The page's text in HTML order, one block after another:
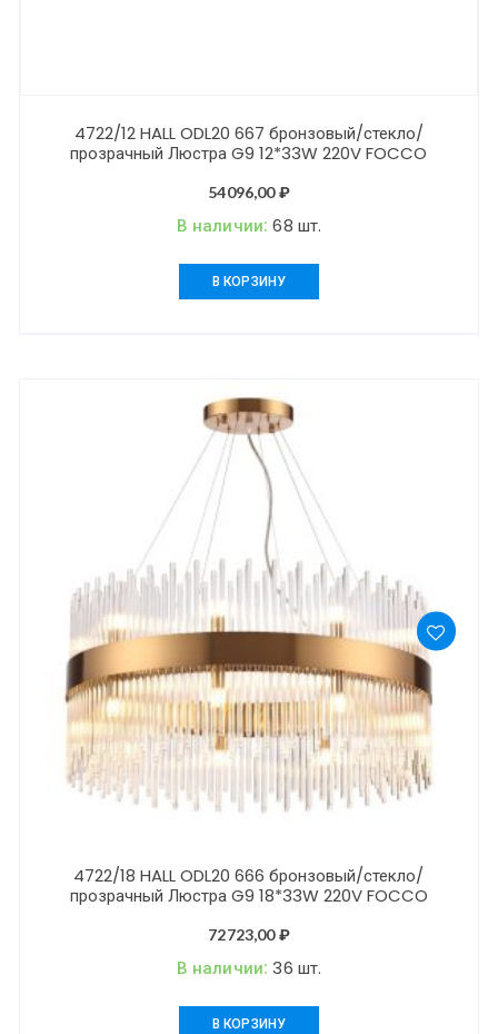
4722/12 HALL ODL20 667 бронзовый/стекло/
прозрачный Люстра G9 12*33W 220V FOCCO
54096,00₽
В наличии:68 шт.
В КОРЗИНУ
4722/18 HALL ODL20 666 бронзовый/стекло/
прозрачный Люстра G9 18*33W 220V FOCCO
72723,00₽
В наличии:36 шт.
В КОРЗИНУ